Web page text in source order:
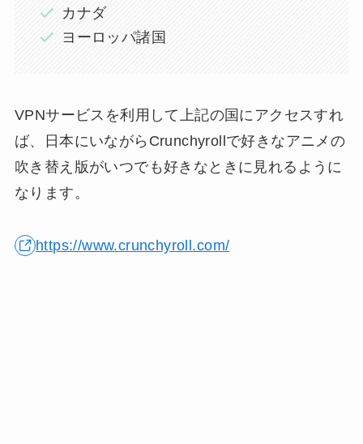
カナダ
ヨーロッパ諸国
VPNサービスを利用して上記の国にアクセスすれ
ば、日本にいながらCrunchyrollで好きなアニメの
吹き替え版がいつでも好きなときに見れるように
なります。
https://www.crunchyroll.com/